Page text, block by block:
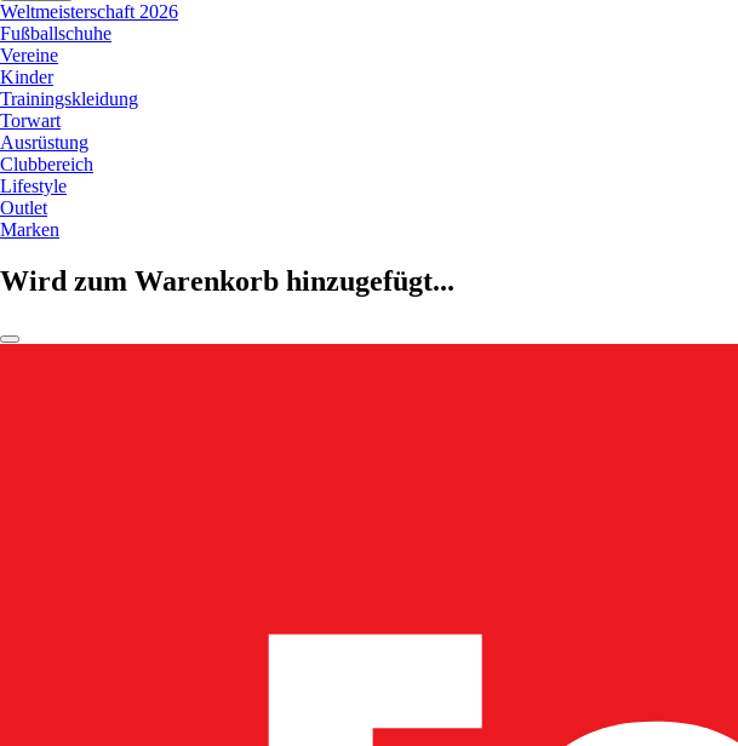
Weltmeisterschaft 2026
Fußballschuhe
Vereine
Kinder
Trainingskleidung
Torwart
Ausrüstung
Clubbereich
Lifestyle
Outlet
Marken
Wird zum Warenkorb hinzugefügt...